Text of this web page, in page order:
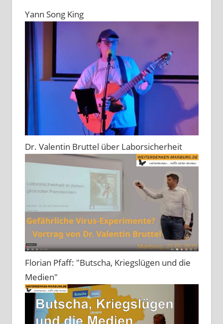
Yann Song King
Dr. Valentin Bruttel über Laborsicherheit
Florian Pfaff: "Butscha, Kriegslügen und die
Medien"